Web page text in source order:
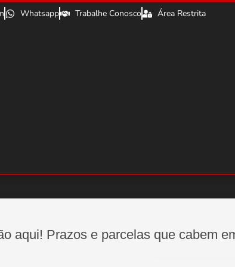
Whatsapp Trabalhe Conosco Área Restrita
aqui! Prazos e parcelas que cabem